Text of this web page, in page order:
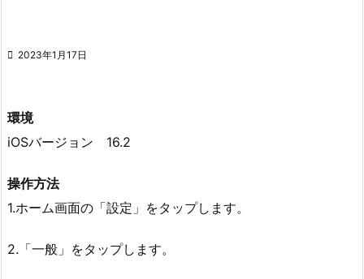
 2023年1月17日
環境
iOSバージョン 16.2
操作方法
1.ホーム画面の「設定」をタップします。
2.「一般」をタップします。